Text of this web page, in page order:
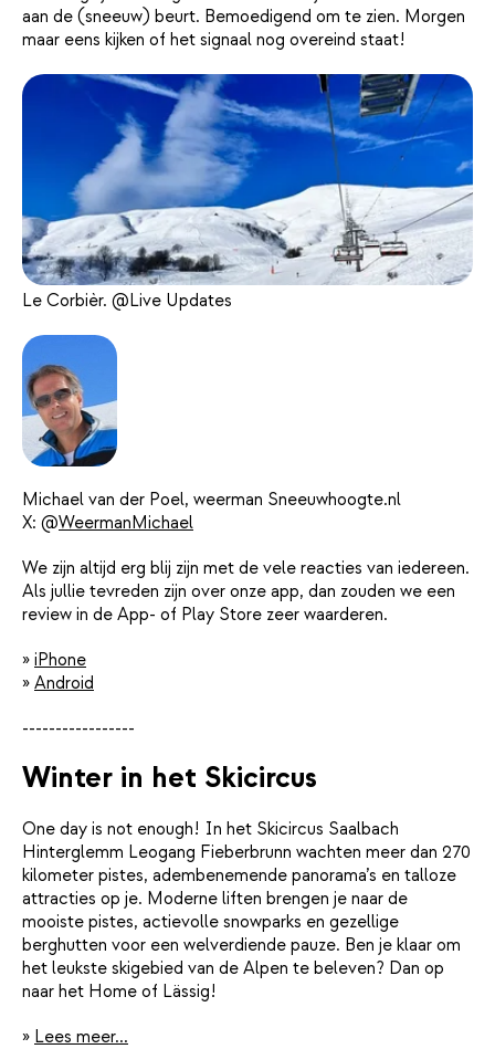
aan de (sneeuw) beurt. Bemoedigend om te zien. Morgen
maar eens kijken of het signaal nog overeind staat!
Le Corbièr. @Live Updates
Michael van der Poel, weerman Sneeuwhoogte.nl
X: @WeermanMichael
We zijn altijd erg blij zijn met de vele reacties van iedereen.
Als jullie tevreden zijn over onze app, dan zouden we een
review in de App- of Play Store zeer waarderen.
» iPhone
» Android
-----------------
Winter in het Skicircus
One day is not enough! In het Skicircus Saalbach
Hinterglemm Leogang Fieberbrunn wachten meer dan 270
kilometer pistes, adembenemende panorama’s en talloze
attracties op je. Moderne liften brengen je naar de
mooiste pistes, actievolle snowparks en gezellige
berghutten voor een welverdiende pauze. Ben je klaar om
het leukste skigebied van de Alpen te beleven? Dan op
naar het Home of Lässig!
» Lees meer...